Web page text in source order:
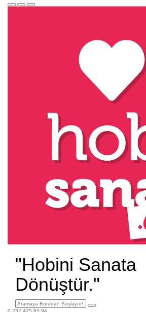
"Hobini Sanata
Dönüştür."
0 232 425 85 94